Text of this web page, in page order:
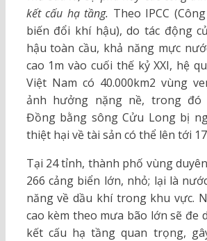
kết cấu hạ tầng. Theo IPCC
biến đổi khí hậu), do tác động
hậu toàn cầu, khả năng mực
cao 1m vào cuối thế kỷ XXI, hệ
Việt Nam có 40.000km2 vùng
ảnh hưởng nặng nề, trong đó
Đồng bằng sông Cửu Long bị
thiệt hại về tài sản có thể lên tới
Tại 24 tỉnh, thành phố vùng
266 cảng biển lớn, nhỏ; lại là
năng về dầu khí trong khu vực.
cao kèm theo mưa bão lớn sẽ đe
kết cấu hạ tầng quan trọng,